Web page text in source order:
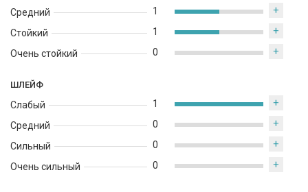
Средний
Стойкий
Очень стойкий
1 +
1 +
0 +
ШЛЕЙФ
Слабый
Средний
Сильный
Очень сильный
1 +
0 +
0 +
0 +